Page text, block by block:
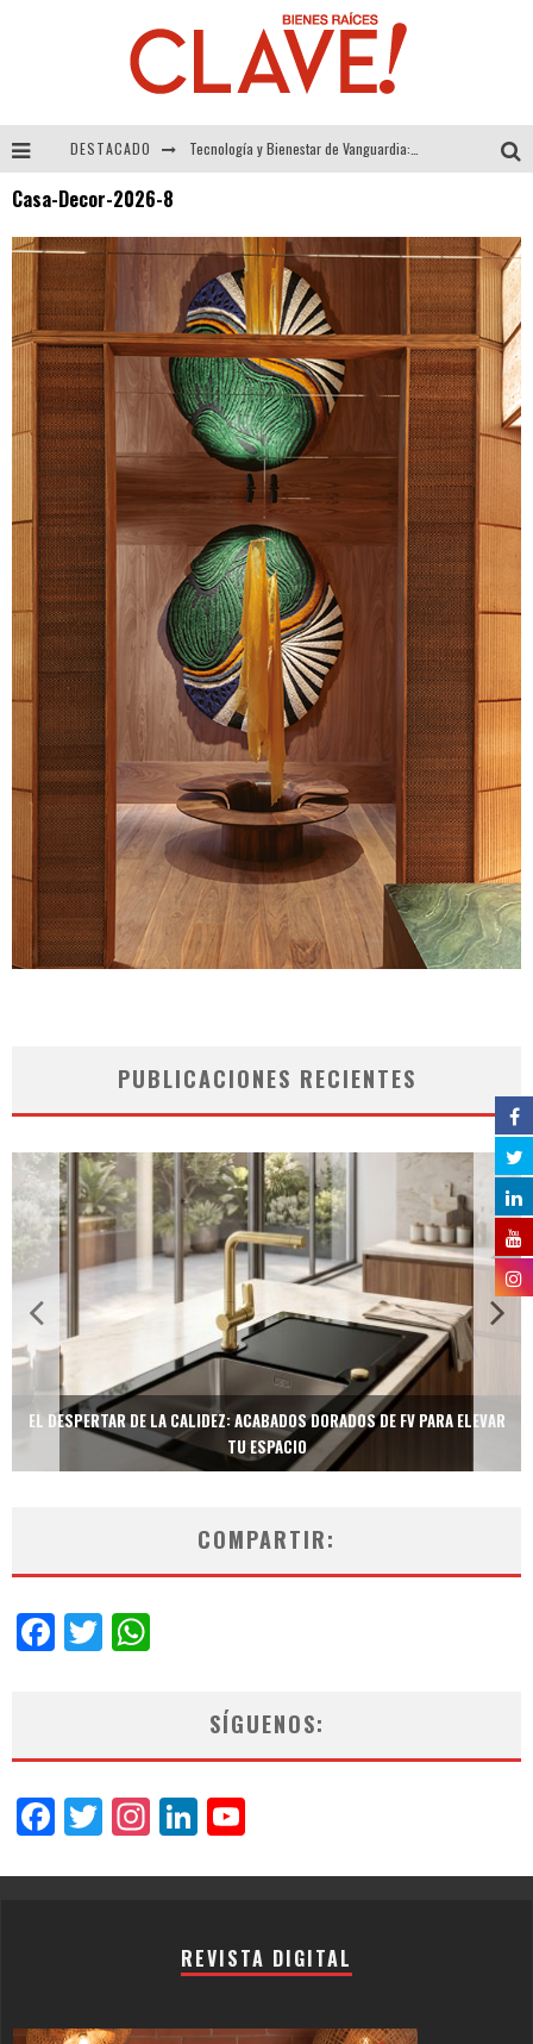
DESTACADO
Alexandra Bedoya – La Constancia detrás de La Paletería
El Despertar de la Calidez: Acabados Dorados de FV para Elevar tu Espacio
Casa-Decor-2026-8
PUBLICACIONES RECIENTES
EL DESPERTAR DE LA CALIDEZ: ACABADOS DORADOS DE FV PARA ELEVAR
TU ESPACIO
COMPARTIR:
Facebook
Twitter
SÍGUENOS:
Facebook
Twitter
Instagram
LinkedIn
REVISTA DIGITAL